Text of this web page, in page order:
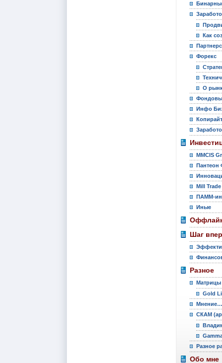
Как
Форекс
О
Инфо
MMCIS
Пантеон
Mill Trade
ПАММ-
Иные
Шаг
Разное
Матрицы
Gold
Мнение…
СКАМ
Разное
Обо мне